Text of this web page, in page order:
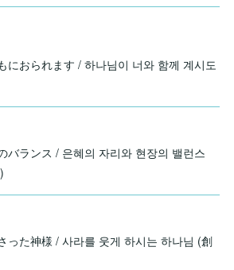
におられます / 하나님이 너와 함께 계시도
バランス / 은혜의 자리와 현장의 밸런스
った神様 / 사라를 웃게 하시는 하나님 (創